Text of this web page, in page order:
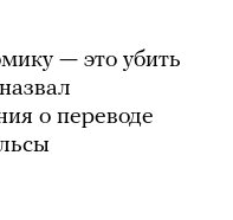
— это убить
о переводе